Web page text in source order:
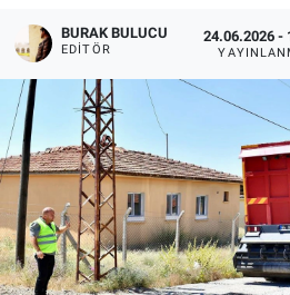
BURAK BULUCU
EDITÖR
24.06.2026 -